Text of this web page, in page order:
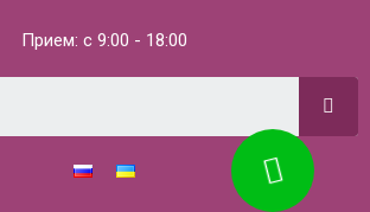
Прием: с 9:00 - 18:00